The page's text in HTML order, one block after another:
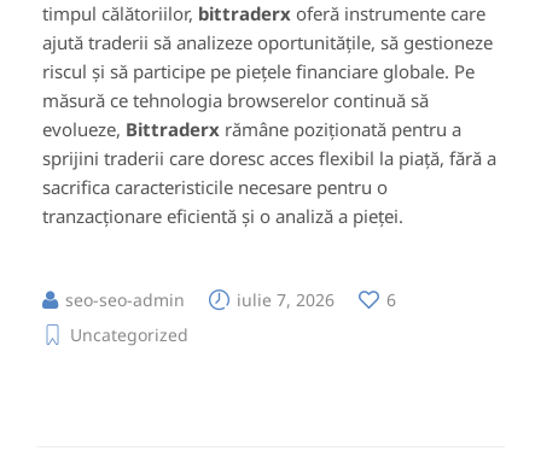
timpul călătoriilor, bittraderx oferă instrumente care
ajută traderii să analizeze oportunitățile, să gestioneze
riscul și să participe pe piețele financiare globale. Pe
măsură ce tehnologia browserelor continuă să
evolueze, Bittraderx rămâne poziționată pentru a
sprijini traderii care doresc acces flexibil la piață, fără a
sacrifica caracteristicile necesare pentru o
tranzacționare eficientă și o analiză a pieței.
seo-seo-admin iulie 7, 2026
6
Uncategorized